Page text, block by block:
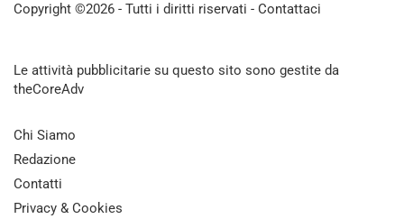
Copyright ©2026 - Tutti i diritti riservati - Contattaci
Le attività pubblicitarie su questo sito sono gestite da
theCoreAdv
Chi Siamo
Redazione
Contatti
Privacy & Cookies